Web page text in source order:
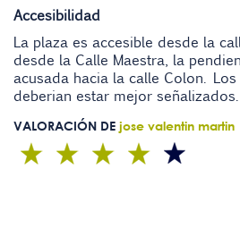
Accesibilidad
La plaza es accesible desde la
desde la Calle Maestra, la
acusada hacia la calle Colon.
deberian estar mejor señalizados.
VALORACIÓN DE jose valentin martin